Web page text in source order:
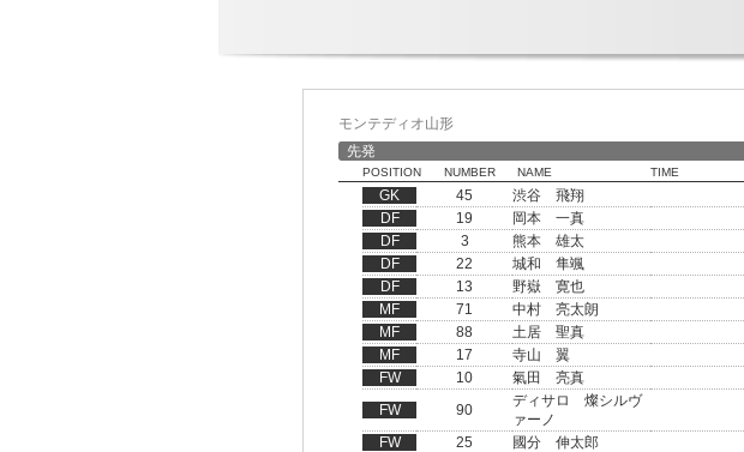
モンテディオ山形
先発
POSITION NUMBER NAME TIME
GK 45
渋谷 飛翔
DF
19
岡本 一真
DF
3
熊本 雄太
DF
22
城和 隼颯
DF
13
野嶽 寛也
MF
71
中村 亮太朗
MF
88
土居 聖真
MF
17
寺山 翼
FW
10
氣田 亮真
FW
90
ディサロ 燦シルヴ
ァーノ
FW
25 國分 伸太郎